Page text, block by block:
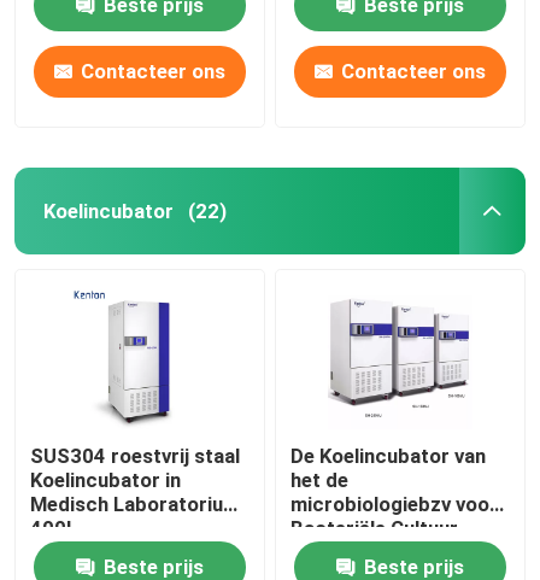
Thermostatische
Incubator
Contacteer ons Contacteer ons
Koelincubator (22)
SUS304 roestvrij staal
Koelincubator in
Medisch Laboratorium
400L
Beste prijs
De Koelincubator van
het de
microbiologiebzv voor
Bacteriële Cultuur
110V 220V
Beste prijs